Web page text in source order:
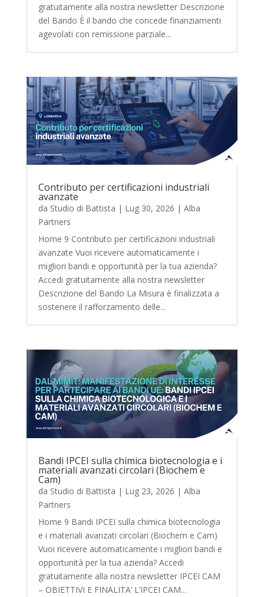
gratuitamente alla nostra newsletter Descrizione
del Bando È il bando che concede finanziamenti
agevolati con remissione parziale...
Contributo per certificazioni industriali
avanzate
da Studio di Battista | Lug 30, 2026 | Alba
Partners
Home 9 Contributo per certificazioni industriali
avanzate Vuoi ricevere automaticamente i
migliori bandi e opportunità per la tua azienda?
Accedi gratuitamente alla nostra newsletter
Descrizione del Bando La Misura è finalizzata a
sostenere il rafforzamento delle...
Bandi IPCEI sulla chimica biotecnologia e i
materiali avanzati circolari (Biochem e
Cam)
da Studio di Battista | Lug 23, 2026 | Alba
Partners
Home 9 Bandi IPCEI sulla chimica biotecnologia
e i materiali avanzati circolari (Biochem e Cam)
Vuoi ricevere automaticamente i migliori bandi e
opportunità per la tua azienda? Accedi
gratuitamente alla nostra newsletter IPCEI CAM
– OBIETTIVI E FINALITA’ L’IPCEI CAM...